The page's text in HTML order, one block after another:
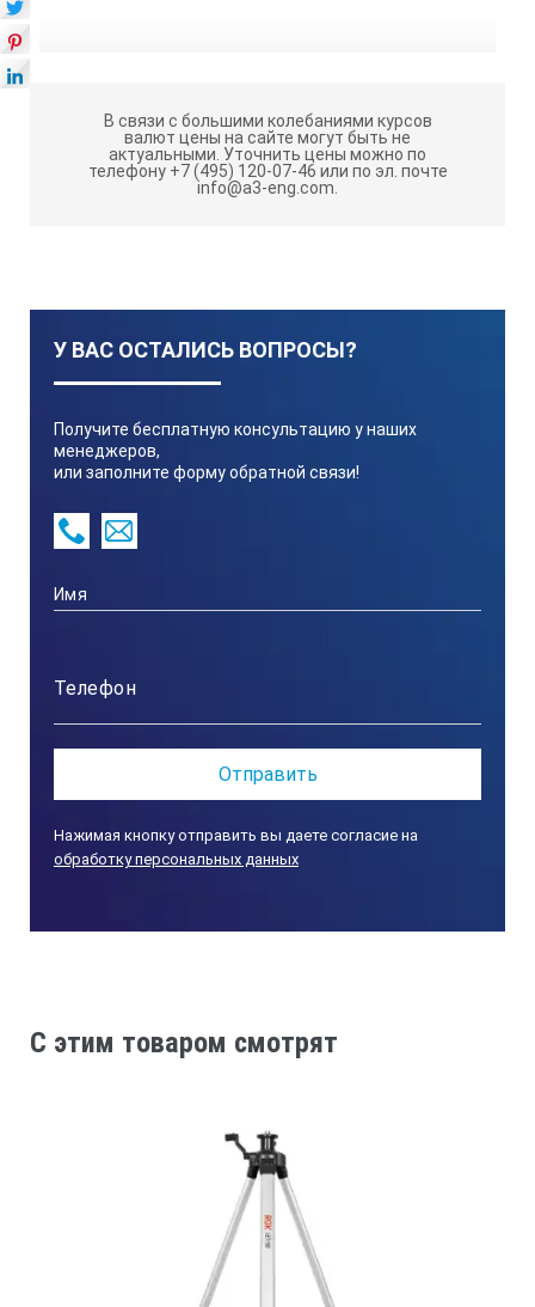
В связи с большими колебаниями курсов
валют цены на сайте могут быть не
актуальными. Уточнить цены можно по
телефону +7 (495) 120-07-46 или по эл. почте
info@a3-eng.com.
У ВАС ОСТАЛИСЬ ВОПРОСЫ?
Получите бесплатную консультацию у наших
менеджеров,
или заполните форму обратной связи!
Нажимая кнопку отправить вы даете согласие на
обработку персональных данных
C этим товаром смотрят